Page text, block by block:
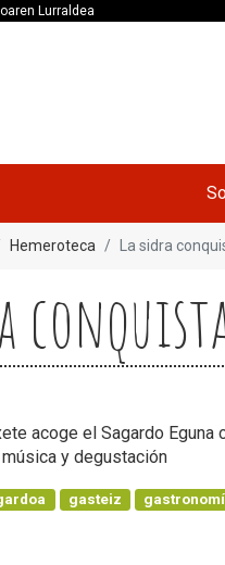
Lurraldea
Hemeroteca La sidra
acoge el Sagardo
y degustación
gasteiz